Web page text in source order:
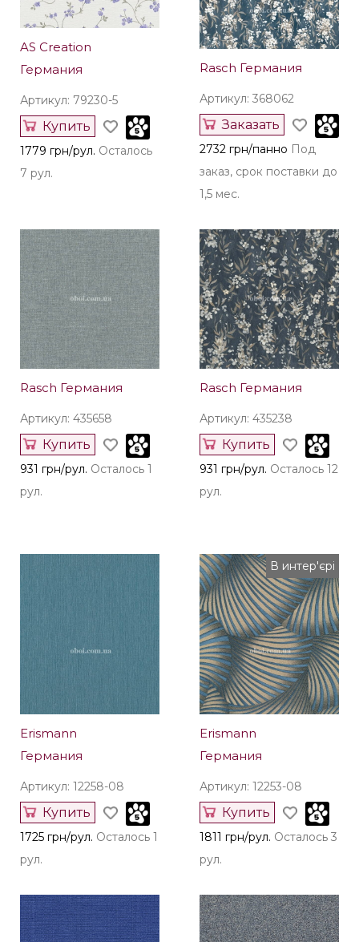
AS Creation
Германия
Артикул: 79230-5
Купить
1779 грн/рул. Осталось
7 рул.
Rasch Германия
Артикул: 368062
Заказать
2732 грн/панно Под
заказ, срок поставки до
1,5 мес.
Rasch Германия
Артикул: 435658
Купить
931 грн/рул. Осталось 1
рул.
Rasch Германия
Артикул: 435238
Купить
931 грн/рул. Осталось 12
рул.
Erismann
Германия
Артикул: 12258-08
Купить
1725 грн/рул. Осталось 1
рул.
В интер'єрі
Erismann
Германия
Артикул: 12253-08
Купить
1811 грн/рул. Осталось 3
рул.